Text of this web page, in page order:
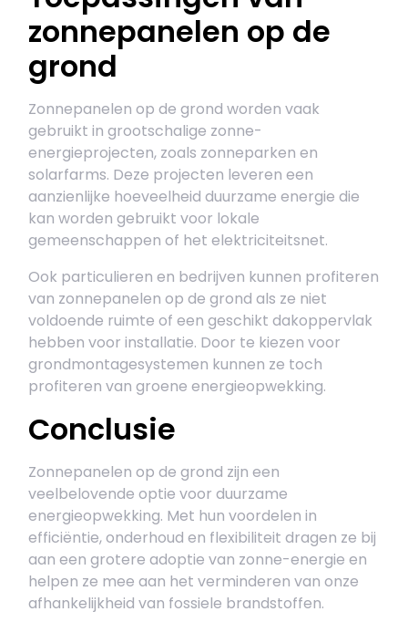
zonnepanelen op de
grond
Zonnepanelen op de grond worden vaak
gebruikt in grootschalige zonne-
energieprojecten, zoals zonneparken en
solarfarms. Deze projecten leveren een
aanzienlijke hoeveelheid duurzame energie die
kan worden gebruikt voor lokale
gemeenschappen of het elektriciteitsnet.
Ook particulieren en bedrijven kunnen profiteren
van zonnepanelen op de grond als ze niet
voldoende ruimte of een geschikt dakoppervlak
hebben voor installatie. Door te kiezen voor
grondmontagesystemen kunnen ze toch
profiteren van groene energieopwekking.
Conclusie
Zonnepanelen op de grond zijn een
veelbelovende optie voor duurzame
energieopwekking. Met hun voordelen in
efficiëntie, onderhoud en flexibiliteit dragen ze bij
aan een grotere adoptie van zonne-energie en
helpen ze mee aan het verminderen van onze
afhankelijkheid van fossiele brandstoffen.